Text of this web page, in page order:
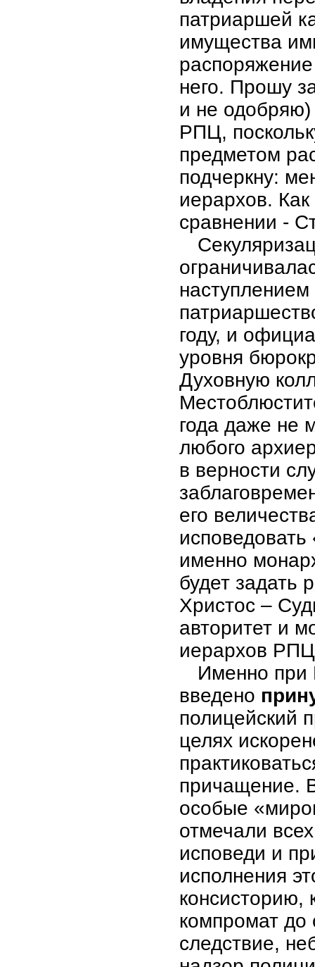
патриаршей
имущества
него. Прошу
и не одобряю)
РПЦ,
предметом
подчеркну:
иерархов.
сравнении -
году, и
уровня
Духовную
года даже не
любого
в верности
его
именно
будет задать
Христос –
авторитет и
иерархов
Именно при
введено
полицейский
целях
причащение.
особые
отмечали
исповеди и
исполнения
консисторию,
компромат до
следствие,